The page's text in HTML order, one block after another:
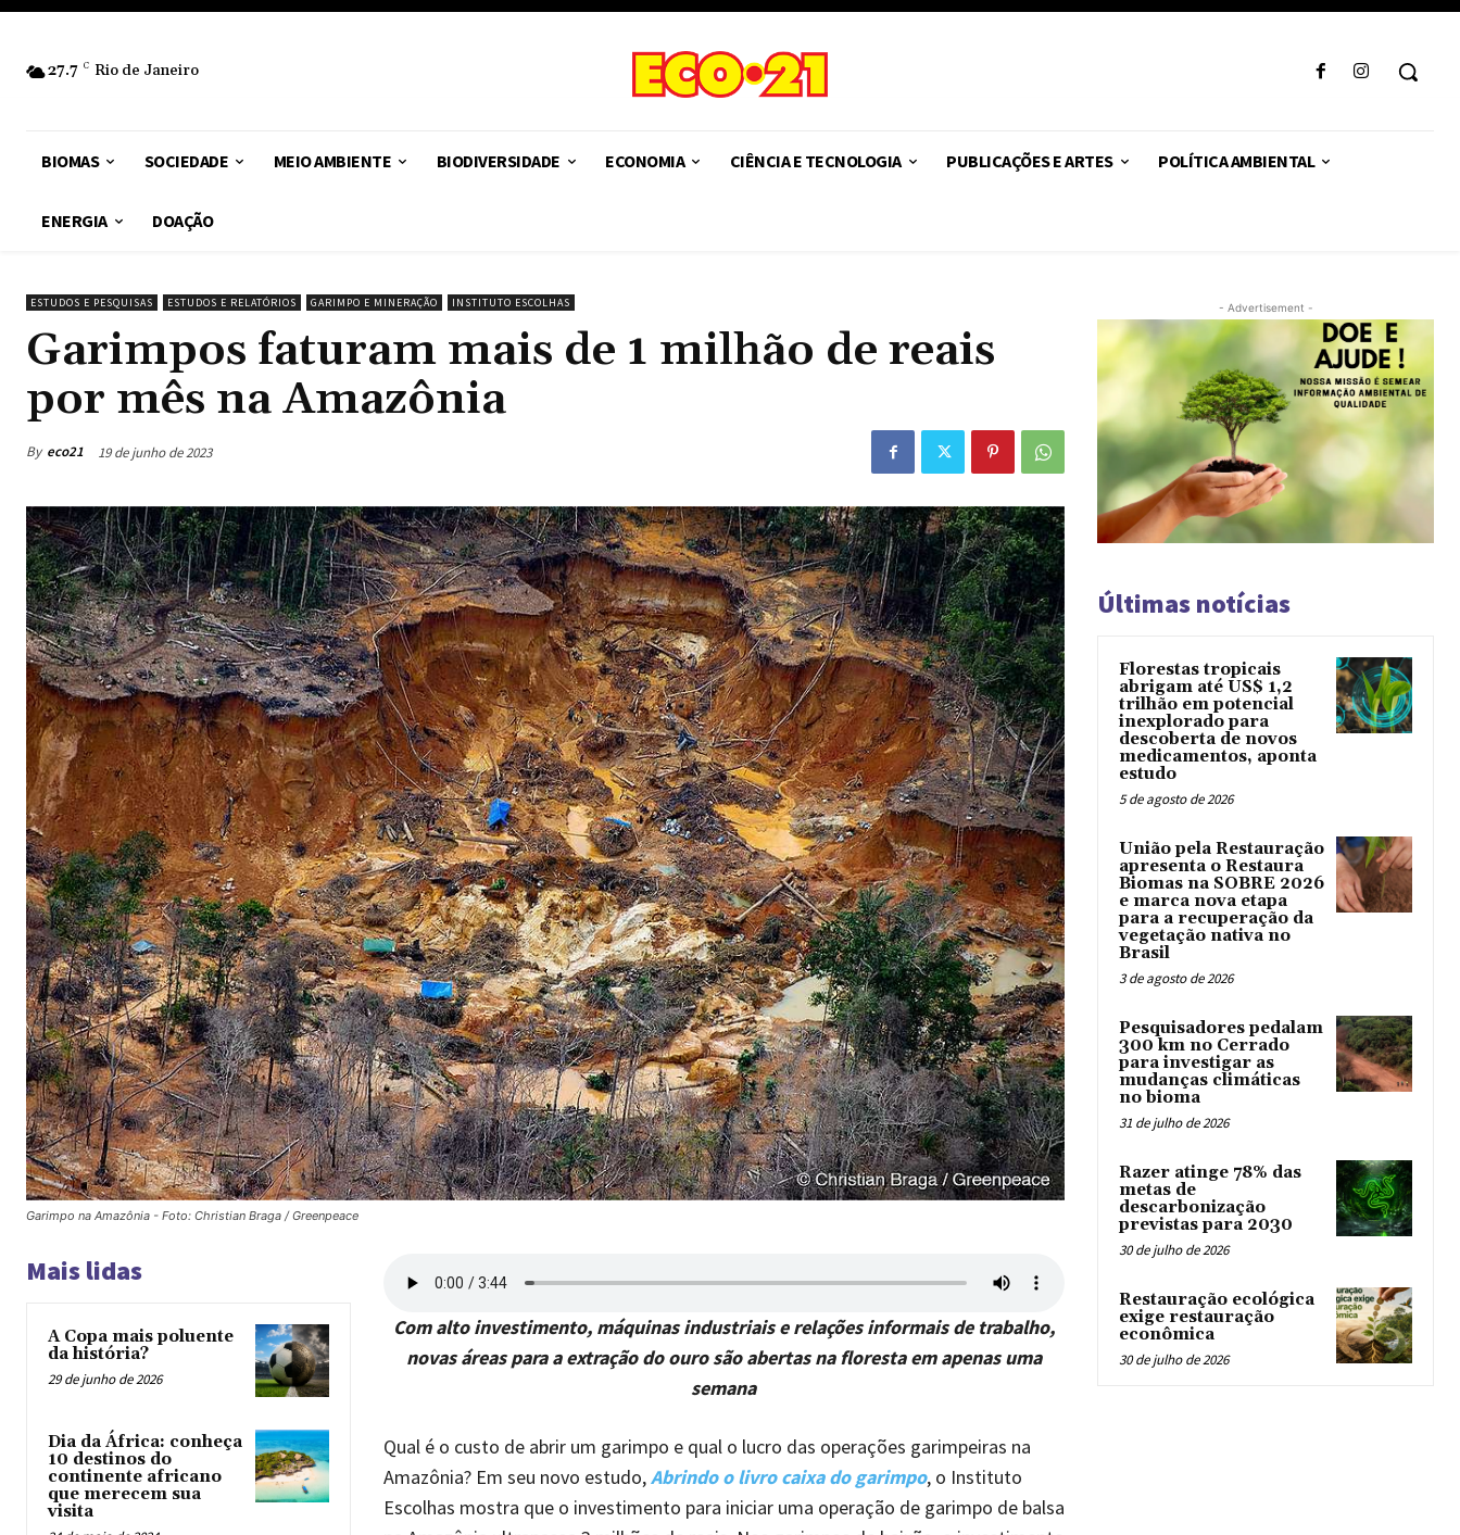
27.7 C Rio de Janeiro
BIOMAS SOCIEDADE MEIO AMBIENTE BIODIVERSIDADE ECONOMIA CIÊNCIA E TECNOLOGIA PUBLICAÇÕES E ARTES POLÍTICA AMBIENTAL
ENERGIA DOAÇÃO
ESTUDOS E PESQUISAS ESTUDOS E RELATÓRIOS GARIMPO E MINERAÇÃO INSTITUTO ESCOLHAS
Garimpos faturam mais de 1 milhão de reais
por mês na Amazônia
By eco21 19 de junho de 2023
Garimpo na Amazônia - Foto: Christian Braga / Greenpeace
Mais lidas
A Copa mais poluente
da história?
29 de junho de 2026
Dia da África: conheça
10 destinos do
continente africano
que merecem sua
visita
Com alto investimento, máquinas industriais e relações informais de trabalho,
novas áreas para a extração do ouro são abertas na floresta em apenas uma
semana
Qual é o custo de abrir um garimpo e qual o lucro das operações garimpeiras na
Amazônia? Em seu novo estudo,Abrindo o livro caixa do garimpo, o Instituto
Escolhas mostra que o investimento para iniciar uma operação de garimpo de balsa
- Advertisement -
Últimas notícias
Florestas tropicais
abrigam até US$ 1,2
trilhão em potencial
inexplorado para
descoberta de novos
medicamentos, aponta
estudo
5 de agosto de 2026
União pela Restauração
apresenta o Restaura
Biomas na SOBRE 2026
e marca nova etapa
para a recuperação da
vegetação nativa no
Brasil
3 de agosto de 2026
Pesquisadores pedalam
300 km no Cerrado
para investigar as
mudanças climáticas
no bioma
31 de julho de 2026
Razer atinge 78% das
metas de
descarbonização
previstas para 2030
30 de julho de 2026
Restauração ecológica
exige restauração
econômica
30 de julho de 2026